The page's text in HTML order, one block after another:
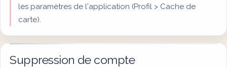
les paramètres de l'application (Profil > Cache de
carte).
Suppression de compte